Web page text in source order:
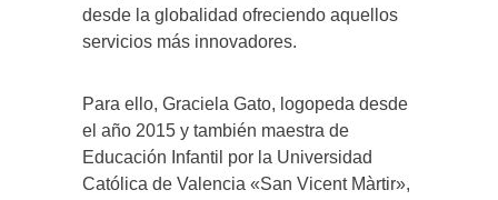
desde la globalidad ofreciendo aquellos
servicios más innovadores.
Para ello, Graciela Gato, logopeda desde
el año 2015 y también maestra de
Educación Infantil por la Universidad
Católica de Valencia «San Vicent Màrtir»,